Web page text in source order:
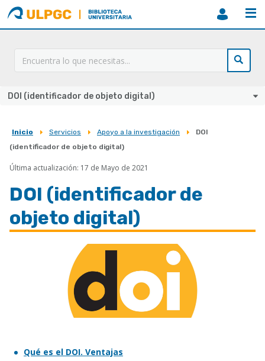
ULPGC
Biblioteca
ULPGC
DOI (identificador de objeto digital)
Sobrescribir
ayuda
a
la
navegación
Inicio Servicios Apoyo a la investigación
DOI
(identificador de objeto digital)
Última actualización: 17 de Mayo de 2021
DOI (identificador de
objeto digital)
Qué es el DOI. Ventajas